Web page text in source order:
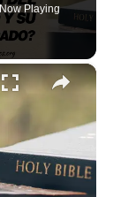
Now Playing
×